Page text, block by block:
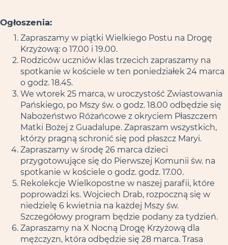
Ogłoszenia:
Zapraszamy w piątki Wielkiego Postu na Drogę
Krzyżową: o 17.00 i 19.00.
Rodziców uczniów klas trzecich zapraszamy na
spotkanie w kościele w ten poniedziałek 24 marca
o godz. 18.45.
We wtorek 25 marca, w uroczystość Zwiastowania
Pańskiego, po Mszy św. o godz. 18.00 odbędzie się
Nabożeństwo Różańcowe z okryciem Płaszczem
Matki Bożej z Guadalupe. Zapraszam wszystkich,
którzy pragną schronić się pod płaszcz Maryi.
Zapraszamy w środę 26 marca dzieci
przygotowujące się do Pierwszej Komunii św. na
spotkanie w kościele o godz. godz. 17.00.
Rekolekcje Wielkopostne w naszej parafii, które
poprowadzi ks. Wojciech Drab, rozpoczną się w
niedzielę 6 kwietnia na każdej Mszy św.
Szczegółowy program będzie podany za tydzień.
Zapraszamy na X Nocną Drogę̨ Krzyżową̨ dla
mężczyzn, która odbędzie się 28 marca. Trasa